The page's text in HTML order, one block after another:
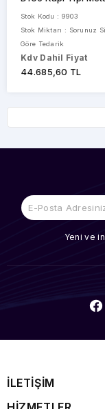
Dedektörü
Stok Kodu : 9903
Stok Miktarı : Sorunuz
Göre Tedarik
Kdv Dahil Fiyat
44.685,60 TL
Yeni ve
İLETİŞİM